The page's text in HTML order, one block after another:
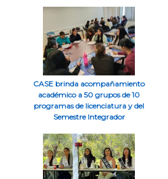
CASE brinda acompañamiento
académico a 50 grupos de 10
programas de licenciatura y del
Semestre Integrador